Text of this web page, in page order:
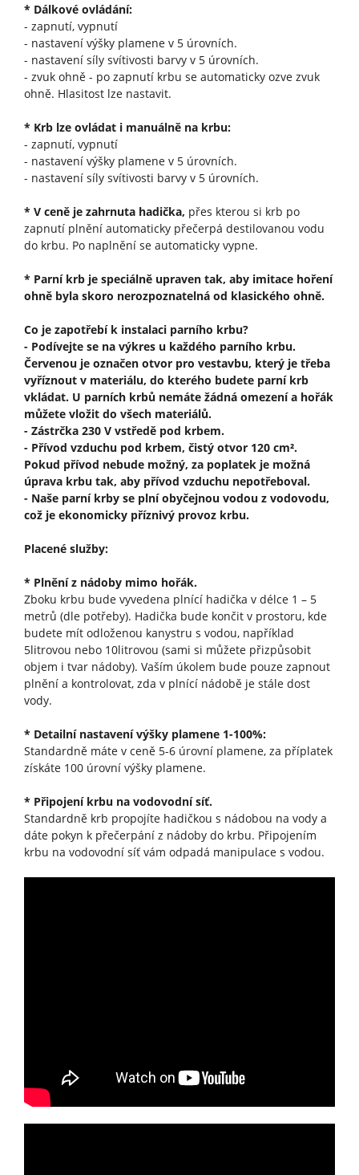
* Dálkové ovládání:
- zapnutí, vypnutí
- nastavení výšky plamene v 5 úrovních.
- nastavení síly svítivosti barvy v 5 úrovních.
- zvuk ohně - po zapnutí krbu se automaticky ozve zvuk
ohně. Hlasitost lze nastavit.
* Krb lze ovládat i manuálně na krbu:
- zapnutí, vypnutí
- nastavení výšky plamene v 5 úrovních.
- nastavení síly svítivosti barvy v 5 úrovních.
* V ceně je zahrnuta hadička, přes kterou si krb po
zapnutí plnění automaticky přečerpá destilovanou vodu
do krbu. Po naplnění se automaticky vypne.
* Parní krb je speciálně upraven tak, aby imitace hoření
ohně byla skoro nerozpoznatelná od klasického ohně.
Co je zapotřebí k instalaci parního krbu?
- Podívejte se na výkres u každého parního krbu.
Červenou je označen otvor pro vestavbu, který je třeba
vyříznout v materiálu, do kterého budete parní krb
vkládat. U parních krbů nemáte žádná omezení a hořák
můžete vložit do všech materiálů.
- Zástrčka 230 V vstředě pod krbem.
- Přívod vzduchu pod krbem, čistý otvor 120 cm².
Pokud přívod nebude možný, za poplatek je možná
úprava krbu tak, aby přívod vzduchu nepotřeboval.
- Naše parní krby se plní obyčejnou vodou z vodovodu,
což je ekonomicky příznivý provoz krbu.
Placené služby:
* Plnění z nádoby mimo hořák.
Zboku krbu bude vyvedena plnící hadička v délce 1 – 5
metrů (dle potřeby). Hadička bude končit v prostoru, kde
budete mít odloženou kanystru s vodou, například
5litrovou nebo 10litrovou (sami si můžete přizpůsobit
objem i tvar nádoby). Vaším úkolem bude pouze zapnout
plnění a kontrolovat, zda v plnící nádobě je stále dost
vody.
* Detailní nastavení výšky plamene 1-100%:
Standardně máte v ceně 5-6 úrovní plamene, za příplatek
získáte 100 úrovní výšky plamene.
* Připojení krbu na vodovodní síť.
Standardně krb propojíte hadičkou s nádobou na vody a
dáte pokyn k přečerpání z nádoby do krbu. Připojením
krbu na vodovodní síť vám odpadá manipulace s vodou.